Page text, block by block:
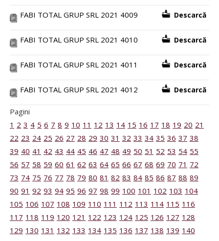
FABI TOTAL GRUP SRL 2021 4009 Descarcă
FABI TOTAL GRUP SRL 2021 4010 Descarcă
FABI TOTAL GRUP SRL 2021 4011 Descarcă
FABI TOTAL GRUP SRL 2021 4012 Descarcă
Pagini
1 2 3 4 5 6 7 8 9 10 11 12 13 14 15 16 17 18 19 20 21
22 23 24 25 26 27 28 29 30 31 32 33 34 35 36 37 38
39 40 41 42 43 44 45 46 47 48 49 50 51 52 53 54 55
56 57 58 59 60 61 62 63 64 65 66 67 68 69 70 71 72
73 74 75 76 77 78 79 80 81 82 83 84 85 86 87 88 89
90 91 92 93 94 95 96 97 98 99 100 101 102 103 104
105 106 107 108 109 110 111 112 113 114 115 116
117 118 119 120 121 122 123 124 125 126 127 128
129 130 131 132 133 134 135 136 137 138 139 140